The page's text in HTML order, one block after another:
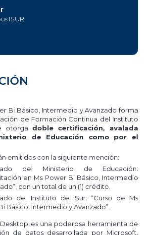
Bi Básico, Intermedio y Avanzado forma
de Formación Continua del Instituto
otorga doble certificación, avalada
de Educación como por el
emitidos con la siguiente mención:
del Ministerio de Educación:
en Ms Power Bi Básico, Intermedio
con un total de un (1) crédito.
del Instituto del Sur: “Curso de Ms
Básico, Intermedio y Avanzado”.
es una poderosa herramienta de
de datos desarrollada por Microsoft.
ISUR